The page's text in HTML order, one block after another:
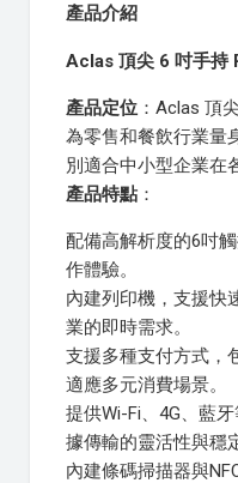
產品介紹
Aclas 頂尖 6 吋手持
產品定位 ：Aclas 頂
為零售和餐飲行業量
別適合中小型企業在
產品特點 ：
配備高解析度的6吋
作體驗。
內建列印機，支援快
業的即時需求。
支援多種支付方式，
適應多元消費場景。
提供Wi-Fi、4G、藍
據傳輸的靈活性與穩
內建條碼掃描器與